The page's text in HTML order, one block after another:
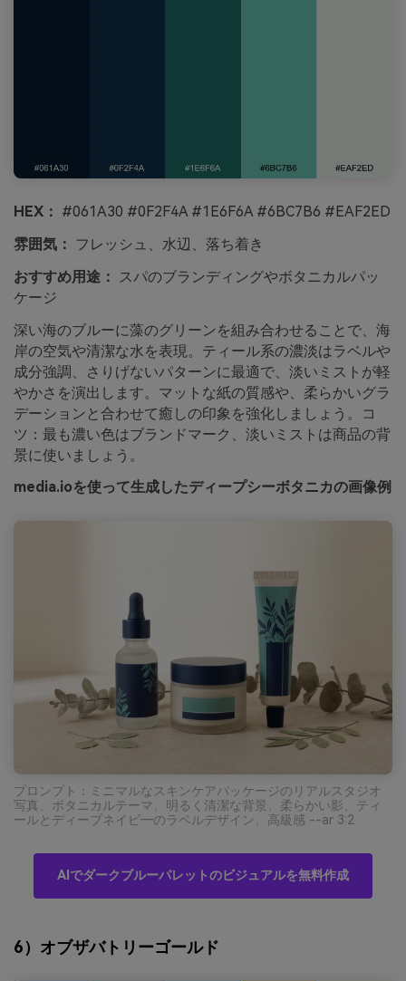
HEX： #061A30 #0F2F4A #1E6F6A #6BC7B6 #EAF2ED
雰囲気：
フレッシュ、水辺、落ち着き
おすすめ用途：
スパのブランディングやボタニカルパッ
ケージ
深い海のブルーに藻のグリーンを組み合わせることで、海
岸の空気や清潔な水を表現。ティール系の濃淡はラベルや
成分強調、さりげないパターンに最適で、淡いミストが軽
やかさを演出します。マットな紙の質感や、柔らかいグラ
デーションと合わせて癒しの印象を強化しましょう。コ
ツ：最も濃い色はブランドマーク、淡いミストは商品の背
景に使いましょう。
media.ioを使って生成したディープシーボタニカの画像例
プロンプト：ミニマルなスキンケアパッケージのリアルスタジオ
写真、ボタニカルテーマ、明るく清潔な背景、柔らかい影、ティ
ールとディープネイビ―のラベルデザイン、高級感 --ar 3:2
AIでダークブルーパレットのビジュアルを無料作成
6）オブザバトリーゴールド